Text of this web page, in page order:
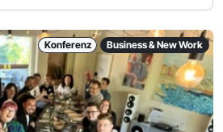
Konferenz Business & New Work